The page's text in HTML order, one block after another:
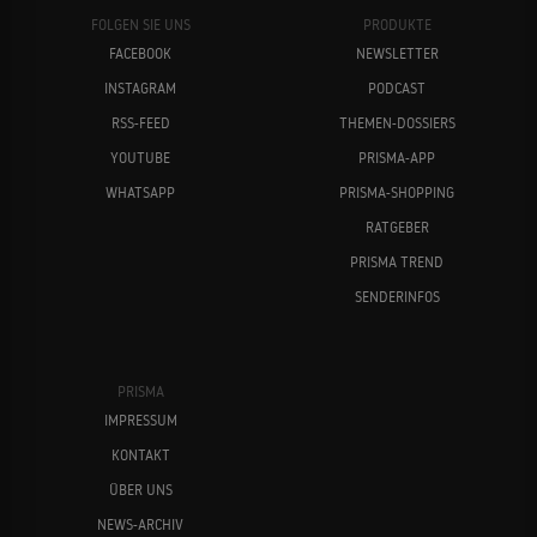
FOLGEN SIE UNS
FACEBOOK
INSTAGRAM
RSS-FEED
YOUTUBE
WHATSAPP
PRODUKTE
NEWSLETTER
PODCAST
THEMEN-DOSSIERS
PRISMA-APP
PRISMA-SHOPPING
RATGEBER
PRISMA TREND
SENDERINFOS
PRISMA
IMPRESSUM
KONTAKT
ÜBER UNS
NEWS-ARCHIV